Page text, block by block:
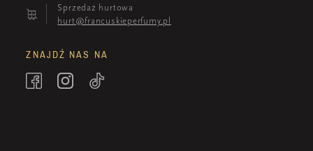
Sprzedaż hurtowa
hurt@francuskieperfumy.pl
ZNAJDŹ NAS NA